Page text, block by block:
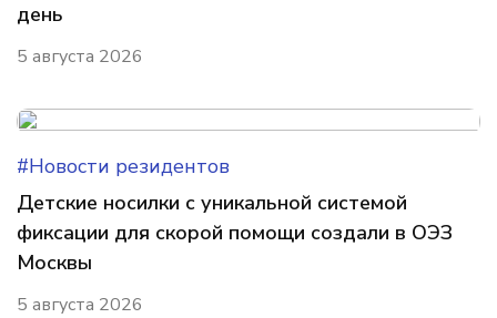
день
5 августа 2026
#Новости резидентов
Детские носилки с уникальной системой
фиксации для скорой помощи создали в ОЭЗ
Москвы
5 августа 2026